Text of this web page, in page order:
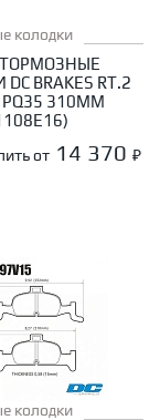
колодки
BRAKES RT.2
PQ35 310ММ
от 14 370 ₽
колодки